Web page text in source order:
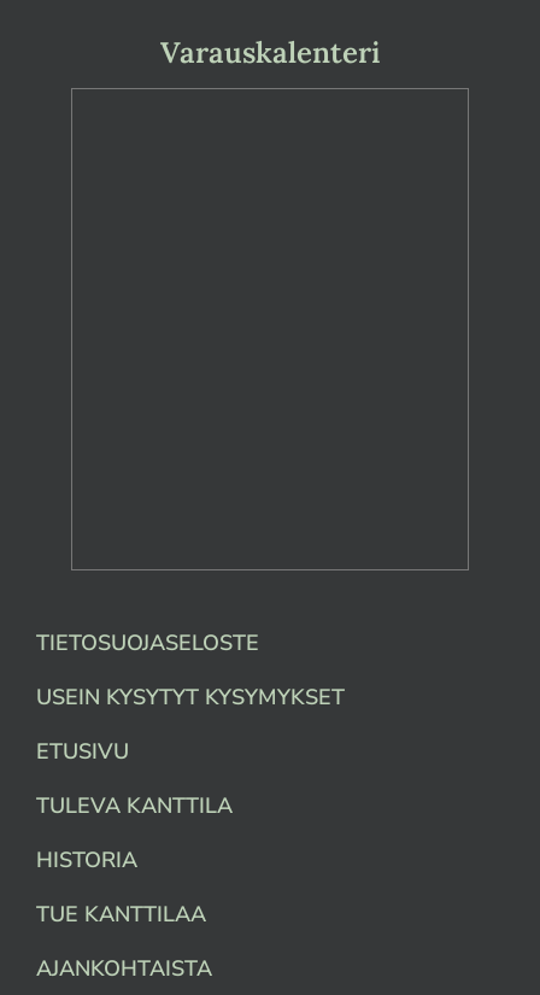
Varauskalenteri
TIETOSUOJASELOSTE
USEIN KYSYTYT KYSYMYKSET
ETUSIVU
TULEVA KANTTILA
HISTORIA
TUE KANTTILAA
AJANKOHTAISTA